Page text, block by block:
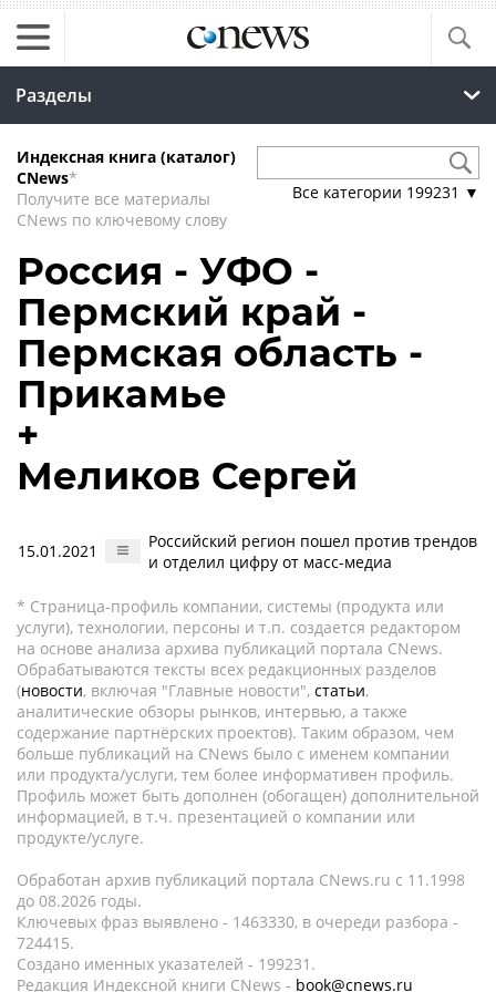
Разделы
Индексная книга (каталог)
CNews*
Получите все материалы
CNews по ключевому слову
Все категории 199231 ▼
Россия - УФО -
Пермский край -
Пермская область -
Прикамье
+
Меликов Сергей
15.01.2021
Российский регион пошел против трендов
и отделил цифру от масс-медиа
* Страница-профиль компании, системы (продукта или
услуги), технологии, персоны и т.п. создается редактором
на основе анализа архива публикаций портала CNews.
Обрабатываются тексты всех редакционных разделов
(новости, включая "Главные новости", статьи,
аналитические обзоры рынков, интервью, а также
содержание партнёрских проектов). Таким образом, чем
больше публикаций на CNews было с именем компании
или продукта/услуги, тем более информативен профиль.
Профиль может быть дополнен (обогащен) дополнительной
информацией, в т.ч. презентацией о компании или
продукте/услуге.
Обработан архив публикаций портала CNews.ru c 11.1998
до 08.2026 годы.
Ключевых фраз выявлено - 1463330, в очереди разбора -
724415.
Создано именных указателей - 199231.
Редакция Индексной книги CNews - book@cnews.ru